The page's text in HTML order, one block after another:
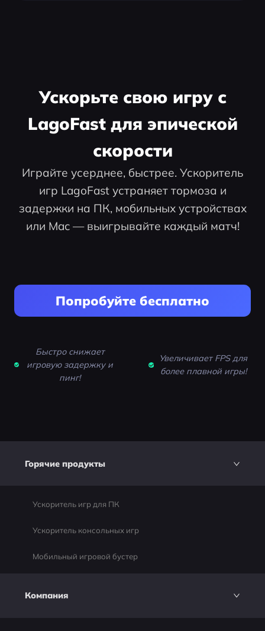
Ускорьте свою игру с
LagoFast для эпической
скорости
Играйте усерднее, быстрее. Ускоритель
игр LagoFast устраняет тормоза и
задержки на ПК, мобильных устройствах
или Mac — выигрывайте каждый матч!
Попробуйте бесплатно
Быстро снижает
игровую задержку и
пинг!
Увеличивает FPS для
более плавной игры!
Горячие продукты
Ускоритель игр для ПК
Ускоритель консольных игр
Мобильный игровой бустер
Компания